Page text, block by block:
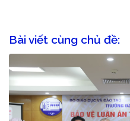
Bài viết cùng chủ đề: